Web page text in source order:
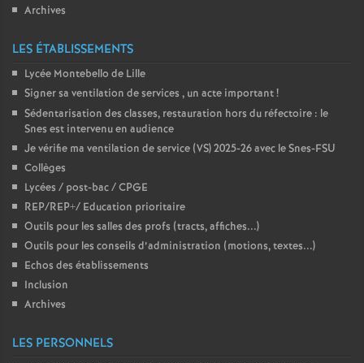
Archives
LES ÉTABLISSEMENTS
Lycée Montebello de Lille
Signer sa ventilation de services , un acte important!
Sédentarisation des classes, restauration hors du réfectoire : le
Snes est intervenu en audience
Je vérifie ma ventilation de service (VS) 2025-26 avec le Snes-FSU
Collèges
Lycées / post-bac / CPGE
REP/REP+/ Education prioritaire
Outils pour les salles des profs (tracts, affiches...)
Outils pour les conseils d’administration (motions, textes...)
Echos des établissements
Inclusion
Archives
LES PERSONNELS